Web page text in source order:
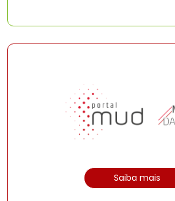
Saiba mais